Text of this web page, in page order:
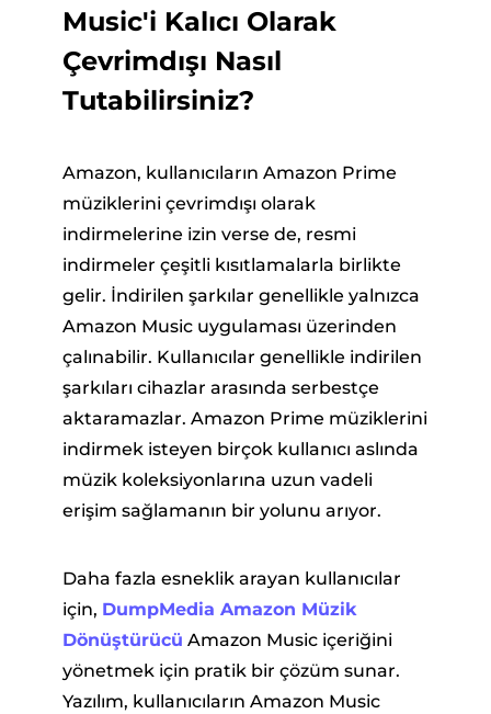
Music'i Kalıcı Olarak
Çevrimdışı Nasıl
Tutabilirsiniz?
Amazon, kullanıcıların Amazon Prime
müziklerini çevrimdışı olarak
indirmelerine izin verse de, resmi
indirmeler çeşitli kısıtlamalarla birlikte
gelir. İndirilen şarkılar genellikle yalnızca
Amazon Music uygulaması üzerinden
çalınabilir. Kullanıcılar genellikle indirilen
şarkıları cihazlar arasında serbestçe
aktaramazlar. Amazon Prime müziklerini
indirmek isteyen birçok kullanıcı aslında
müzik koleksiyonlarına uzun vadeli
erişim sağlamanın bir yolunu arıyor.
Daha fazla esneklik arayan kullanıcılar
için, DumpMedia Amazon Müzik
Dönüştürücü Amazon Music içeriğini
yönetmek için pratik bir çözüm sunar.
Yazılım, kullanıcıların Amazon Music